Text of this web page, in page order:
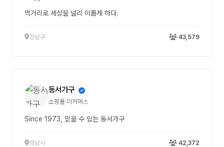
먹거리로 세상을 널리 이롭게 하다.
강남구 43,579
동서가구
쇼핑몰·이커머스
Since 1973, 믿을 수 있는 동서가구
성남시 42,372